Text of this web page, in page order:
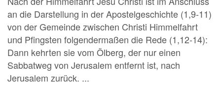
an die Darstellung in der Apostelgeschichte (1,9-11)
von der Gemeinde zwischen Christi Himmelfahrt
und Pfingsten folgendermaßen die Rede (1,12-14):
Dann kehrten sie vom Ölberg, der nur einen
Sabbatweg von Jerusalem entfernt ist, nach
Jerusalem zurück. ...